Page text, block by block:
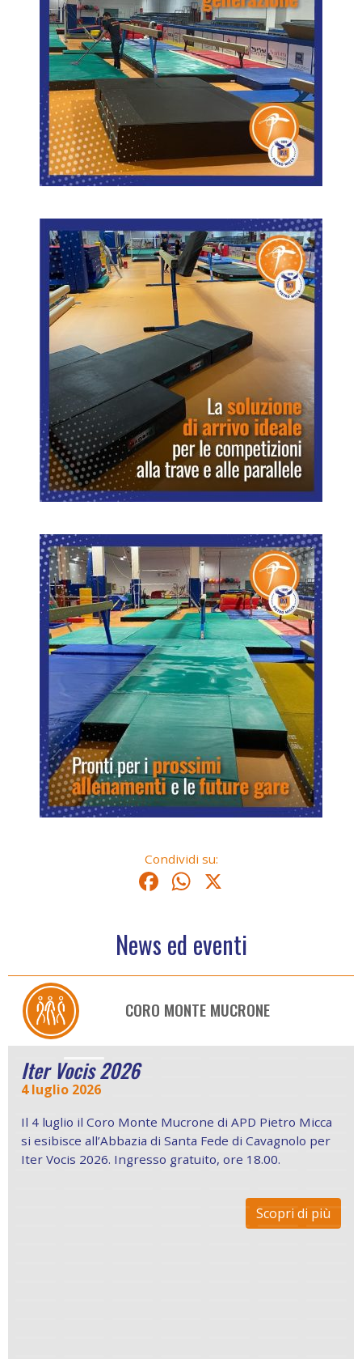
Condividi su:
Facebook
WhatsApp
News ed eventi
CORO MONTE MUCRONE
Iter Vocis 2026
4 luglio 2026
Il 4 luglio il Coro Monte Mucrone di APD Pietro Micca
si esibisce all’Abbazia di Santa Fede di Cavagnolo per
Iter Vocis 2026. Ingresso gratuito, ore 18.00.
Scopri di più